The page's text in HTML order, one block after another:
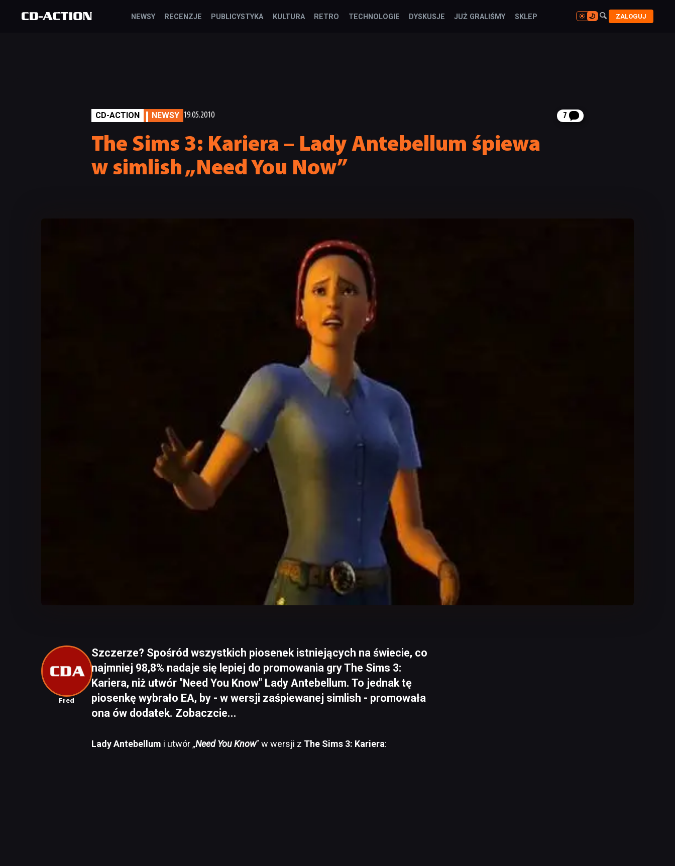
NEWSY RECENZJE PUBLICYSTYKA KULTURA RETRO TECHNOLOGIE DYSKUSJE JUŻ GRALIŚMY SKLEP 
 ZALOGUJ
CD-ACTION NEWSY 19.05.2010 7
The Sims 3: Kariera – Lady Antebellum śpiewa
w simlish „Need You Now”
Fred
Szczerze? Spośród wszystkich piosenek istniejących na świecie, co
najmniej 98,8% nadaje się lepiej do promowania gry The Sims 3:
Kariera, niż utwór "Need You Know" Lady Antebellum. To jednak tę
piosenkę wybrało EA, by - w wersji zaśpiewanej simlish - promowała
ona ów dodatek. Zobaczcie...
Lady Antebellum i utwór „Need You Know” w wersji z The Sims 3: Kariera: